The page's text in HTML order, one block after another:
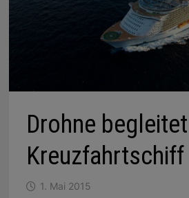
Drohne begleitet
Kreuzfahrtschiff
1. Mai 2015